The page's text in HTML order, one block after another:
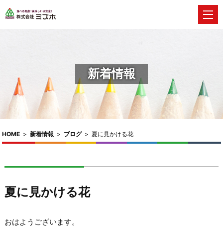
新着情報
HOME > 新着情報 > ブログ> 夏に見かける花
夏に見かける花
おはようございます。